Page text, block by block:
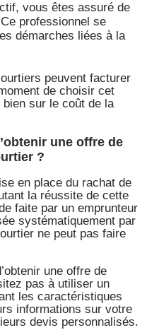
vous êtes assuré de
professionnel se
démarches liées à la
peuvent facturer
de choisir cet
sur le coût de la
une offre de
?
en place du rachat de
la réussite de cette
faite par un emprunteur
systématiquement par
ne peut pas faire
une offre de
pas à utiliser un
les caractéristiques
informations sur votre
devis personnalisés.